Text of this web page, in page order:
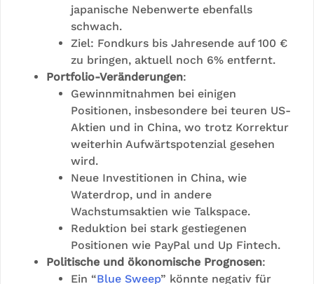
japanische Nebenwerte ebenfalls
schwach.
Ziel: Fondkurs bis Jahresende auf 100 €
zu bringen, aktuell noch 6% entfernt.
Portfolio-Veränderungen:
Gewinnmitnahmen bei einigen
Positionen, insbesondere bei teuren US-
Aktien und in China, wo trotz Korrektur
weiterhin Aufwärtspotenzial gesehen
wird.
Neue Investitionen in China, wie
Waterdrop, und in andere
Wachstumsaktien wie Talkspace.
Reduktion bei stark gestiegenen
Positionen wie PayPal und Up Fintech.
Politische und ökonomische Prognosen:
Ein “Blue Sweep” könnte negativ für